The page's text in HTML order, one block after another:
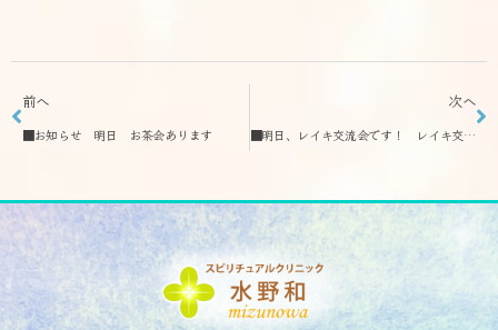
前へ
■お知らせ 明日 お茶会あります
次へ
■明日、レイキ交流会です！ レイキ交流会・お茶会・不思議クラブ日程